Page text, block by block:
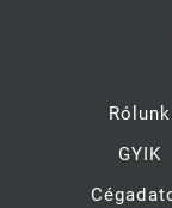
Rólunk
GYIK